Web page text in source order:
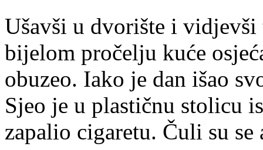
Ušavši u dvorište i vidjevši
bijelom pročelju kuće
obuzeo. Iako je dan išao
Sjeo je u plastičnu stolicu
zapalio cigaretu. Čuli su